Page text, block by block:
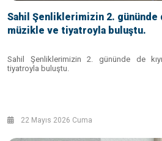
Sahil Şenliklerimizin 2. gününde
müzikle ve tiyatroyla buluştu.
Sahil Şenliklerimizin 2. gününde de
tiyatroyla buluştu.
22 Mayıs 2026 Cuma